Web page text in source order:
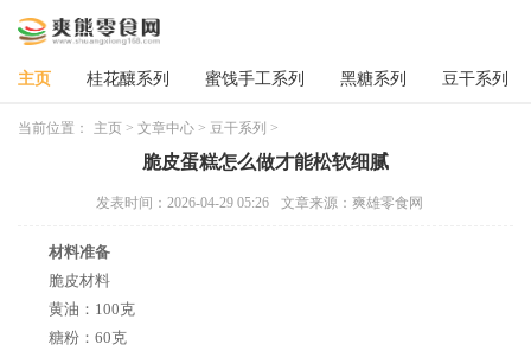
主页 桂花釀系列 蜜饯手工系列 黑糖系列 豆干系列
当前位置： 主页 > 文章中心 > 豆干系列 >
脆皮蛋糕怎么做才能松软细腻
发表时间：2026-04-29 05:26 文章来源：爽雄零食网
材料准备
脆皮材料
黄油：100克
糖粉：60克